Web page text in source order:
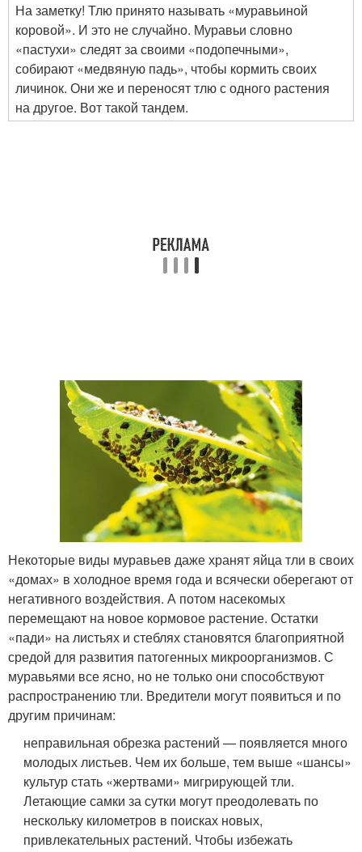
На заметку! Тлю принято называть «муравьиной
коровой». И это не случайно. Муравьи словно
«пастухи» следят за своими «подопечными»,
собирают «медвяную падь», чтобы кормить своих
личинок. Они же и переносят тлю с одного растения
на другое. Вот такой тандем.
Некоторые виды муравьев даже хранят яйца тли в своих
«домах» в холодное время года и всячески оберегают от
негативного воздействия. А потом насекомых
перемещают на новое кормовое растение. Остатки
«пади» на листьях и стеблях становятся благоприятной
средой для развития патогенных микроорганизмов. С
муравьями все ясно, но не только они способствуют
распространению тли. Вредители могут появиться и по
другим причинам:
неправильная обрезка растений — появляется много
молодых листьев. Чем их больше, тем выше «шансы»
культур стать «жертвами» мигрирующей тли.
Летающие самки за сутки могут преодолевать по
нескольку километров в поисках новых,
привлекательных растений. Чтобы избежать